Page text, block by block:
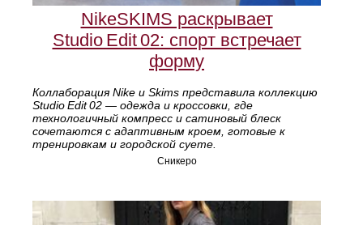
NikeSKIMS раскрывает
Studio Edit 02: спорт встречает
форму
Коллаборация Nike и Skims представила коллекцию
Studio Edit 02 — одежда и кроссовки, где
технологичный компресс и сатиновый блеск
сочетаются с адаптивным кроем, готовые к
тренировкам и городской суете.
Сникеро